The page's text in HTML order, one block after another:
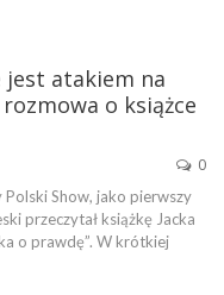
jest atakiem na
rozmowa o książce
0
Show, jako pierwszy
przeczytał książkę Jacka
o prawdę”. W krótkiej